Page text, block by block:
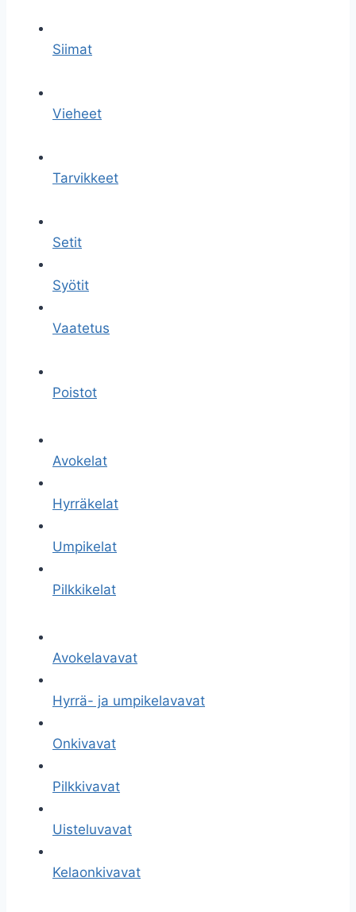
Siimat
Vieheet
Tarvikkeet
Setit
Syötit
Vaatetus
Poistot
Avokelat
Hyrräkelat
Umpikelat
Pilkkikelat
Avokelavavat
Hyrrä- ja umpikelavavat
Onkivavat
Pilkkivavat
Uisteluvavat
Kelaonkivavat